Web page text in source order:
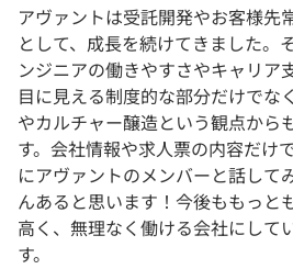
アヴァントは受託開発やお客様先
として、成長を続けてきました。
ンジニアの働きやすさやキャリア
目に見える制度的な部分だけでな
やカルチャー醸造という観点から
す。会社情報や求人票の内容だけ
にアヴァントのメンバーと話して
んあると思います！今後ももっと
高く、無理なく働ける会社にして
す。